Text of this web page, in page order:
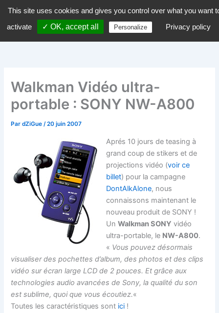
contenu
dZiGue
Walkman Vidéo ultra-
portable : SONY NW-A800
PardZiGue/20 juin 2007
Aprés 10 jours de teasing à
grand coup de stikers et de
projections vidéo (voir ce
billet) pour la campagne
DontAlkAlone, nous
connaissons maintenant le
nouveau produit de SONY !
UnWalkman SONY vidéo
ultra-portable, le NW-A800.
« Vous pouvez désormais
visualiser des pochettes d’album, des photos et des clips
vidéo sur écran large LCD de 2 pouces. Et grâce aux
technologies audio avancées de Sony, la qualité du son
est sublime, quoi que vous écoutiez.«
Toutes les caractéristiques sont ici !
This site uses cookies and gives you control over what you want
activate
✓ OK, accept all Personalize Privacy policy